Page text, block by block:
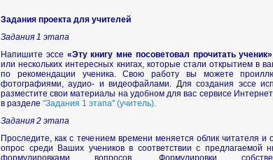
Задания проекта для учителей
Задания 1 этапа
Напишите эссе «Эту книгу мне посоветовал прочитать ученик»
или нескольких интересных книгах, которые стали открытием в
по рекомендации ученика. Свою работу вы можете
фотографиями, аудио- и видеофайлами. Для создания эссе
разместите свои материалы на удобном для вас сервисе
в разделе "Задания 1 этапа" (учитель).
Задания 2 этапа
Проследите, как с течением времени меняется облик читателя и
опрос среди Ваших учеников в соответствии с предлагаемой
формулировками вопросов. Формулировки